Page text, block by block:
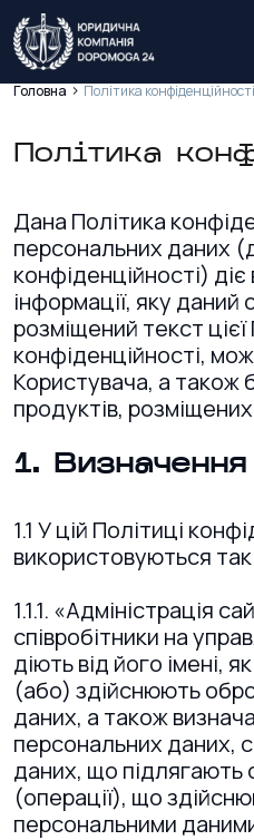
Головна>Політика конфіденційності
Політика
Дана Політика
персональних даних
конфіденційності) діє
інформації, яку даний
розміщений текст цієї
конфіденційності,
Користувача, а також
продуктів,
1. Визначення
1.1 У цій Політиці
використовуються
1.1.1. «Адміністрація
співробітники на
діють від його імені,
(або) здійснюють
даних, а також
персональних даних,
даних, що підлягають
(операції), що
персональними